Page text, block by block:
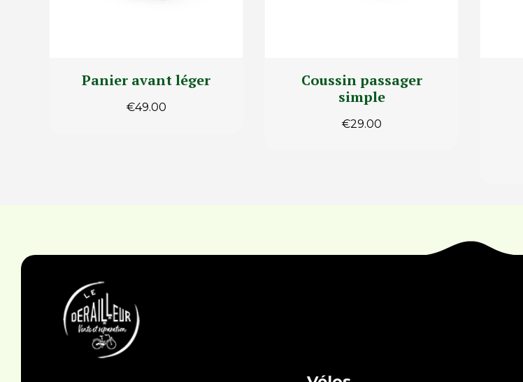
Panier avant léger
€49.00
Coussin passager
simple
€29.00